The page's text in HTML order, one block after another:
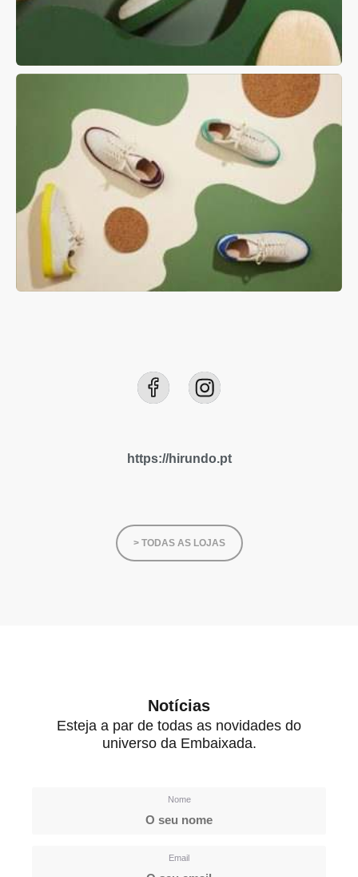
https://hirundo.pt
> TODAS AS LOJAS
Notícias
Esteja a par de todas as novidades do
universo da Embaixada.
Nome
Email